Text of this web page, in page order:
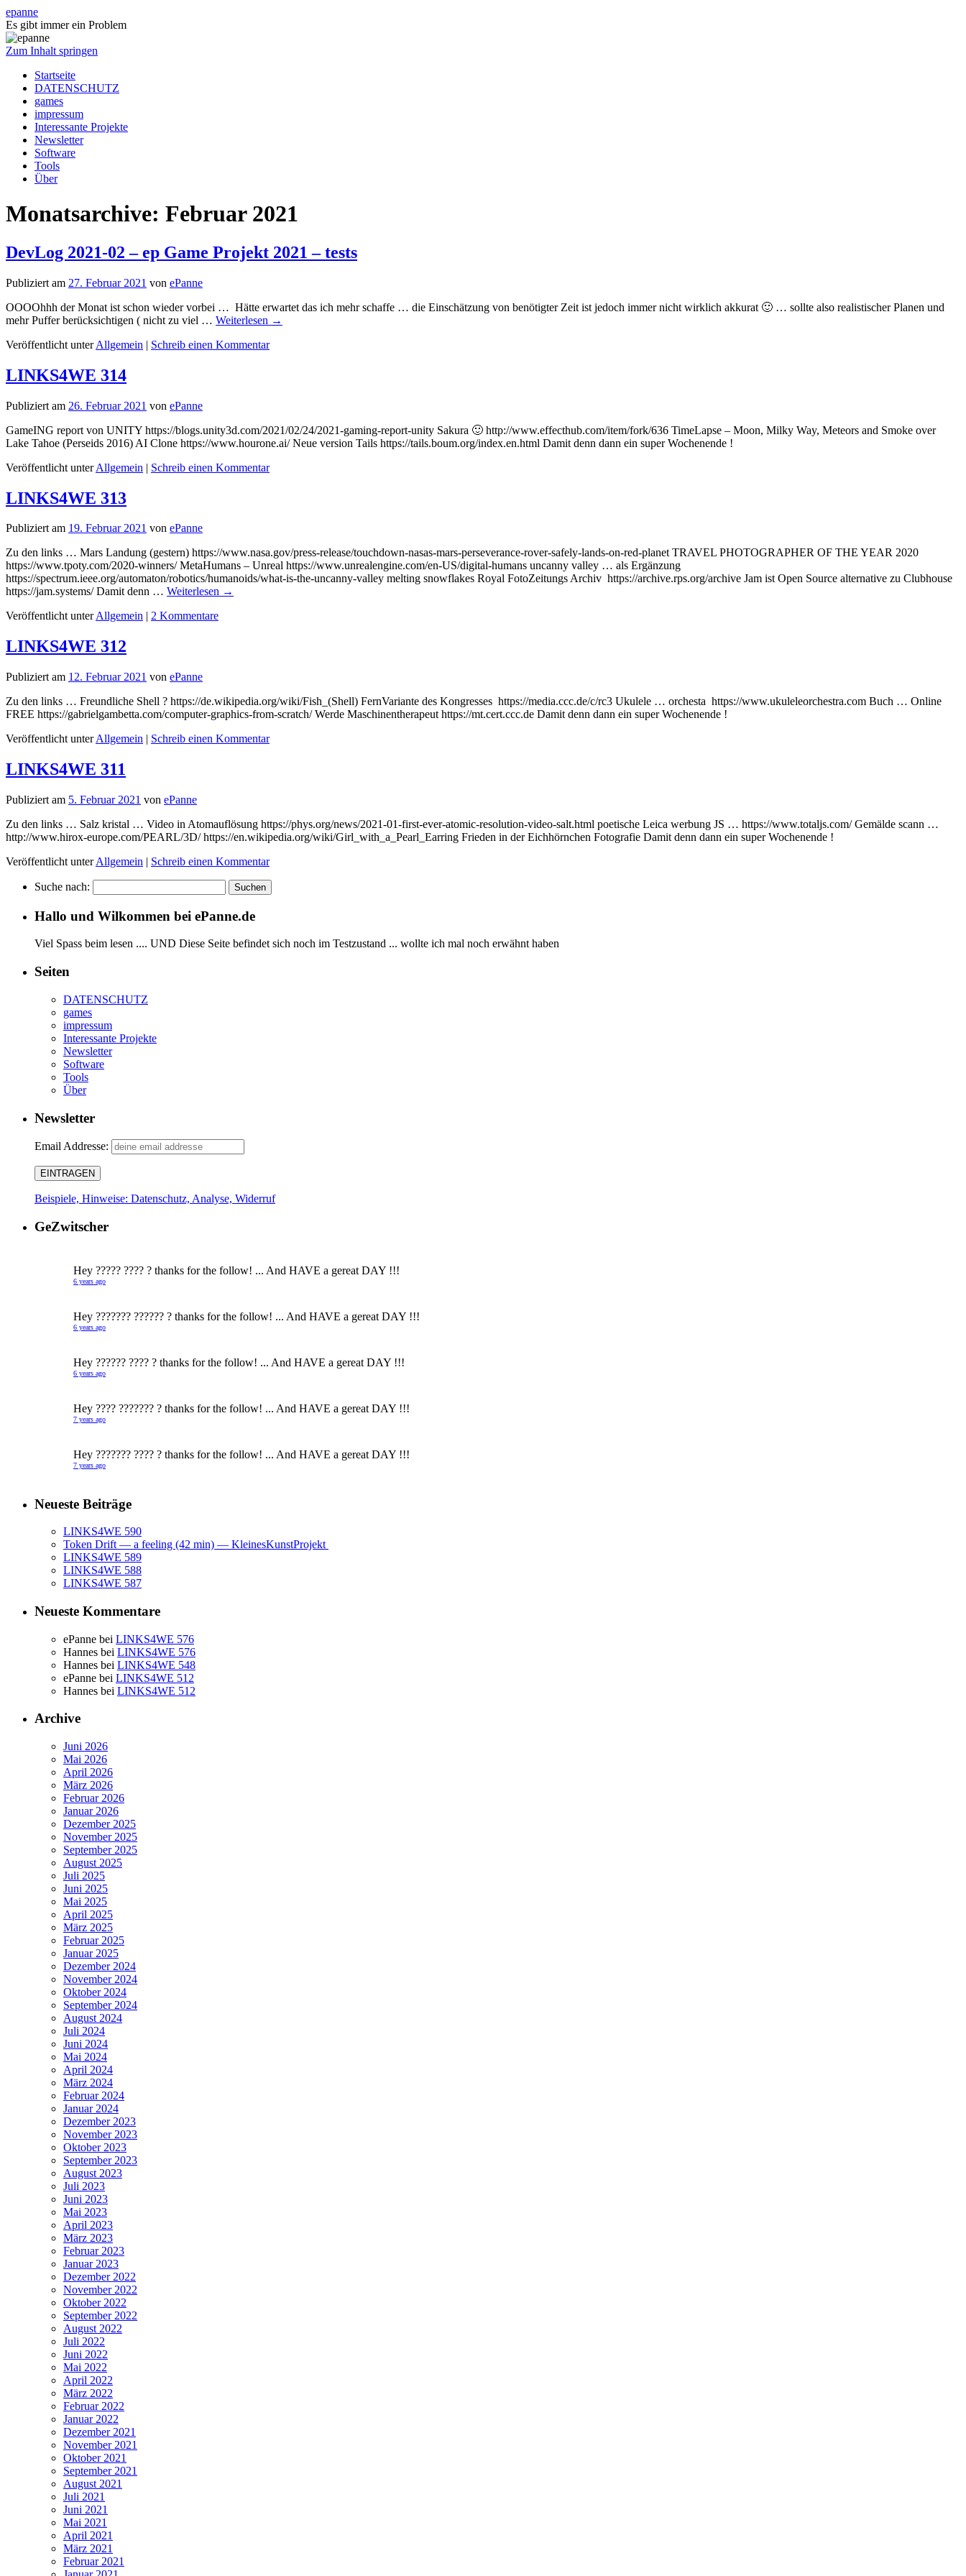
epanne
Es gibt immer ein Problem
Zum Inhalt springen
Startseite
DATENSCHUTZ
games
impressum
Interessante Projekte
Newsletter
Software
Tools
Über
Monatsarchive: Februar 2021
DevLog 2021-02 – ep Game Projekt 2021 – tests
Publiziert am 27. Februar 2021 von ePanne
OOOOhhh der Monat ist schon wieder vorbei … Hätte erwartet das ich mehr schaffe … die Einschätzung von benötigter Zeit ist jedoch immer nicht wirklich akkurat 🙂 … sollte also realistischer Planen und
mehr Puffer berücksichtigen ( nicht zu viel … Weiterlesen →
Veröffentlicht unter Allgemein | Schreib einen Kommentar
LINKS4WE 314
Publiziert am 26. Februar 2021 von ePanne
GameING report von UNITY https://blogs.unity3d.com/2021/02/24/2021-gaming-report-unity Sakura 🙂 http://www.effecthub.com/item/fork/636 TimeLapse – Moon, Milky Way, Meteors and Smoke over
Lake Tahoe (Perseids 2016) AI Clone https://www.hourone.ai/ Neue version Tails https://tails.boum.org/index.en.html Damit denn dann ein super Wochenende !
Veröffentlicht unter Allgemein | Schreib einen Kommentar
LINKS4WE 313
Publiziert am 19. Februar 2021 von ePanne
Zu den links … Mars Landung (gestern) https://www.nasa.gov/press-release/touchdown-nasas-mars-perseverance-rover-safely-lands-on-red-planet TRAVEL PHOTOGRAPHER OF THE YEAR 2020
https://www.tpoty.com/2020-winners/ MetaHumans – Unreal https://www.unrealengine.com/en-US/digital-humans uncanny valley … als Ergänzung
https://spectrum.ieee.org/automaton/robotics/humanoids/what-is-the-uncanny-valley melting snowflakes Royal FotoZeitungs Archiv https://archive.rps.org/archive Jam ist Open Source alternative zu Clubhouse
https://jam.systems/ Damit denn … Weiterlesen →
Veröffentlicht unterAllgemein | 2 Kommentare
LINKS4WE 312
Publiziert am 12. Februar 2021 von ePanne
Zu den links … Freundliche Shell ? https://de.wikipedia.org/wiki/Fish_(Shell) FernVariante des Kongresses https://media.ccc.de/c/rc3 Ukulele … orchesta https://www.ukuleleorchestra.com Buch … Online
FREE https://gabrielgambetta.com/computer-graphics-from-scratch/ Werde Maschinentherapeut https://mt.cert.ccc.de Damit denn dann ein super Wochenende !
Veröffentlicht unter Allgemein | Schreib einen Kommentar
LINKS4WE 311
Publiziert am 5. Februar 2021 von ePanne
Zu den links … Salz kristal … Video in Atomauflösung https://phys.org/news/2021-01-first-ever-atomic-resolution-video-salt.html poetische Leica werbung JS … https://www.totaljs.com/ Gemälde scann …
http://www.hirox-europe.com/PEARL/3D/ https://en.wikipedia.org/wiki/Girl_with_a_Pearl_Earring Frieden in der Eichhörnchen Fotografie Damit denn dann ein super Wochenende !
Veröffentlicht unter Allgemein | Schreib einen Kommentar
Suche nach:
Hallo und Wilkommen bei ePanne.de
Viel Spass beim lesen .... UND Diese Seite befindet sich noch im Testzustand ... wollte ich mal noch erwähnt haben
Seiten
DATENSCHUTZ
games
impressum
Interessante Projekte
Newsletter
Software
Tools
Über
Newsletter
Email Addresse:
Beispiele, Hinweise: Datenschutz, Analyse, Widerruf
GeZwitscher
Hey ????? ???? ? thanks for the follow! ... And HAVE a gereat DAY !!!
6 years ago
Hey ??????? ?????? ? thanks for the follow! ... And HAVE a gereat DAY !!!
6 years ago
Hey ?????? ???? ? thanks for the follow! ... And HAVE a gereat DAY !!!
6 years ago
Hey ???? ??????? ? thanks for the follow! ... And HAVE a gereat DAY !!!
7 years ago
Hey ??????? ???? ? thanks for the follow! ... And HAVE a gereat DAY !!!
7 years ago
Neueste Beiträge
LINKS4WE 590
Token Drift — a feeling (42 min) — KleinesKunstProjekt
LINKS4WE 589
LINKS4WE 588
LINKS4WE 587
Neueste Kommentare
ePanne bei LINKS4WE 576
Hannes bei LINKS4WE 576
Hannes bei LINKS4WE 548
ePanne bei LINKS4WE 512
Hannes bei LINKS4WE 512
Archive
Juni 2026
Mai 2026
April 2026
März 2026
Februar 2026
Januar 2026
Dezember 2025
November 2025
September 2025
August 2025
Juli 2025
Juni 2025
Mai 2025
April 2025
März 2025
Februar 2025
Januar 2025
Dezember 2024
November 2024
Oktober 2024
September 2024
August 2024
Juli 2024
Juni 2024
Mai 2024
April 2024
März 2024
Februar 2024
Januar 2024
Dezember 2023
November 2023
Oktober 2023
September 2023
August 2023
Juli 2023
Juni 2023
Mai 2023
April 2023
März 2023
Februar 2023
Januar 2023
Dezember 2022
November 2022
Oktober 2022
September 2022
August 2022
Juli 2022
Juni 2022
Mai 2022
April 2022
März 2022
Februar 2022
Januar 2022
Dezember 2021
November 2021
Oktober 2021
September 2021
August 2021
Juli 2021
Juni 2021
Mai 2021
April 2021
März 2021
Februar 2021